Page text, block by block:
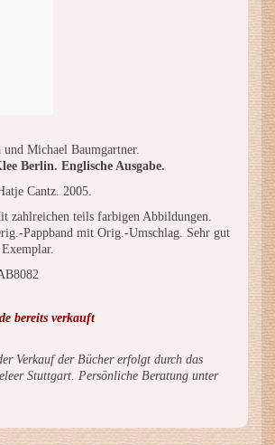
und Michael Baumgartner.
Berlin. Englische Ausgabe.
Cantz. 2005.
zahlreichen teils farbigen Abbildungen.
Pappband mit Orig.-Umschlag. Sehr gut
bereits verkauft
Verkauf der Bücher erfolgt durch das
Stuttgart. Persönliche Beratung unter